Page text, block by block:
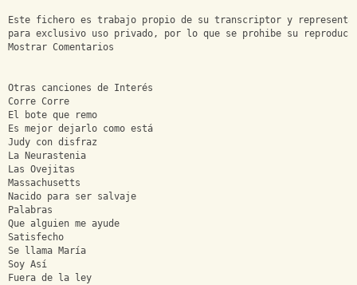
Este fichero es trabajo propio de su transcriptor y
para exclusivo uso privado, por lo que se prohibe su
Mostrar Comentarios
Otras canciones de Interés
Corre Corre
El bote que remo
Es mejor dejarlo como está
Judy con disfraz
La Neurastenia
Las Ovejitas
Massachusetts
Nacido para ser salvaje
Palabras
Que alguien me ayude
Satisfecho
Se llama María
Soy Así
Fuera de la ley